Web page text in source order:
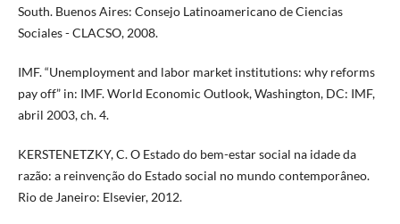
South. Buenos Aires: Consejo Latinoamericano de Ciencias
Sociales - CLACSO, 2008.
IMF. “Unemployment and labor market institutions: why reforms
pay off” in: IMF. World Economic Outlook, Washington, DC: IMF,
abril 2003, ch. 4.
KERSTENETZKY, C. O Estado do bem-estar social na idade da
razão: a reinvenção do Estado social no mundo contemporâneo.
Rio de Janeiro: Elsevier, 2012.